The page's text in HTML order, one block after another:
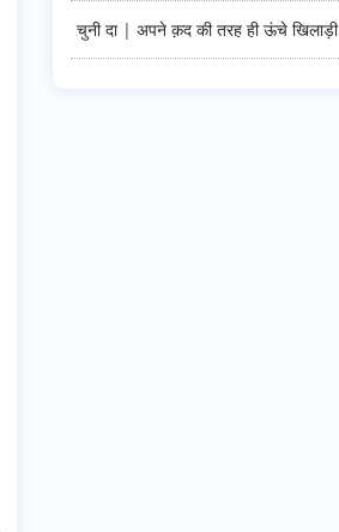
चुनी दा | अपने क़द की तरह ही ऊंचे खिलाड़ी